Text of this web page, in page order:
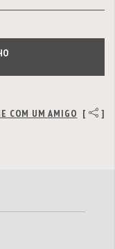
COM UM AMIGO [ ]